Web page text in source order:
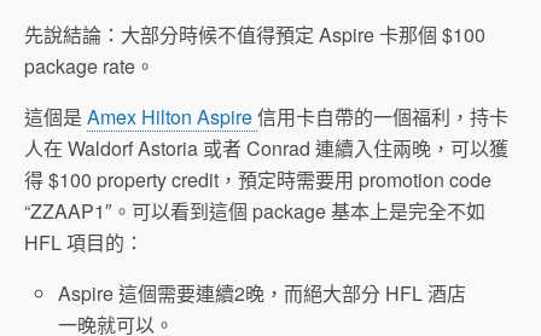
先說結論：大部分時候不值得預定 Aspire 卡那個 $100
package rate。
這個是 Amex Hilton Aspire信用卡自帶的一個福利，持卡
人在 Waldorf Astoria 或者 Conrad 連續入住兩晚，可以獲
得 $100 property credit，預定時需要用 promotion code
“ZZAAP1″。可以看到這個 package 基本上是完全不如
HFL 項目的：
Aspire 這個需要連續2晚，而絕大部分 HFL 酒店
一晚就可以。